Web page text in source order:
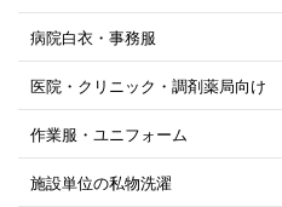
病院白衣・事務服
医院・クリニック・調剤薬局向け
作業服・ユニフォーム
施設単位の私物洗濯